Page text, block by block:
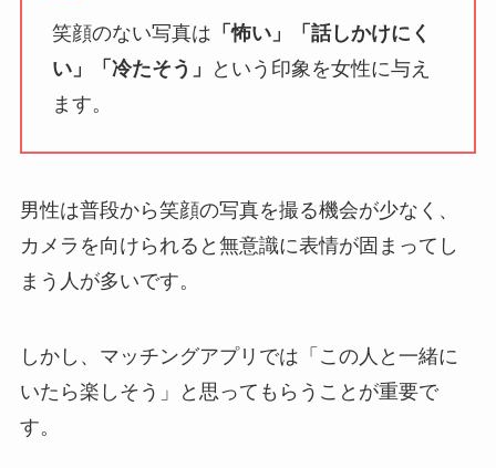
笑顔のない写真は 「怖い」「話しかけにく
い」「冷たそう」
という印象を女性に与え
ます。
男性は普段から笑顔の写真を撮る機会が少なく、
カメラを向けられると無意識に表情が固まってし
まう人が多いです。
しかし、マッチングアプリでは「この人と一緒に
いたら楽しそう」と思ってもらうことが重要で
す。